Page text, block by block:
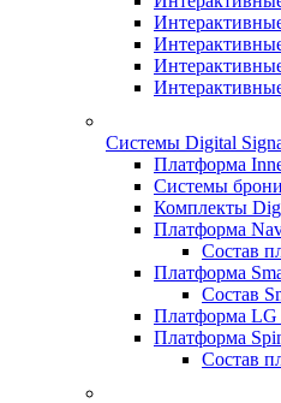
Системы Digital
Платформа
Системы
Комплекты
Платформа
Состав
Платформа
Состав
Платформа LG
Платформа
Состав